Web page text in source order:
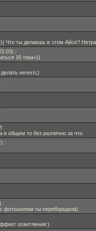
Что ты делаешь в этом Айсе?
) :
16 тока=))
нечего;)
) :
в общем то без различно за что
) :
) :
фотошопом ты переборщила)
осветления:)